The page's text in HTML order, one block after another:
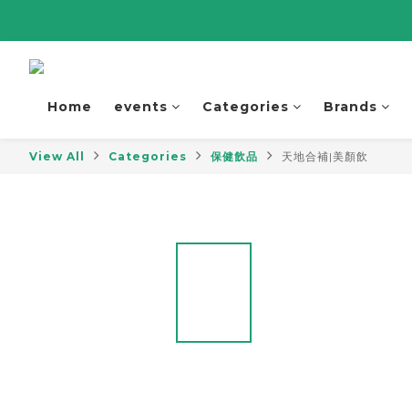
Home events Categories Brands
View All Categories 保健飲品 天地合補|美顏飲